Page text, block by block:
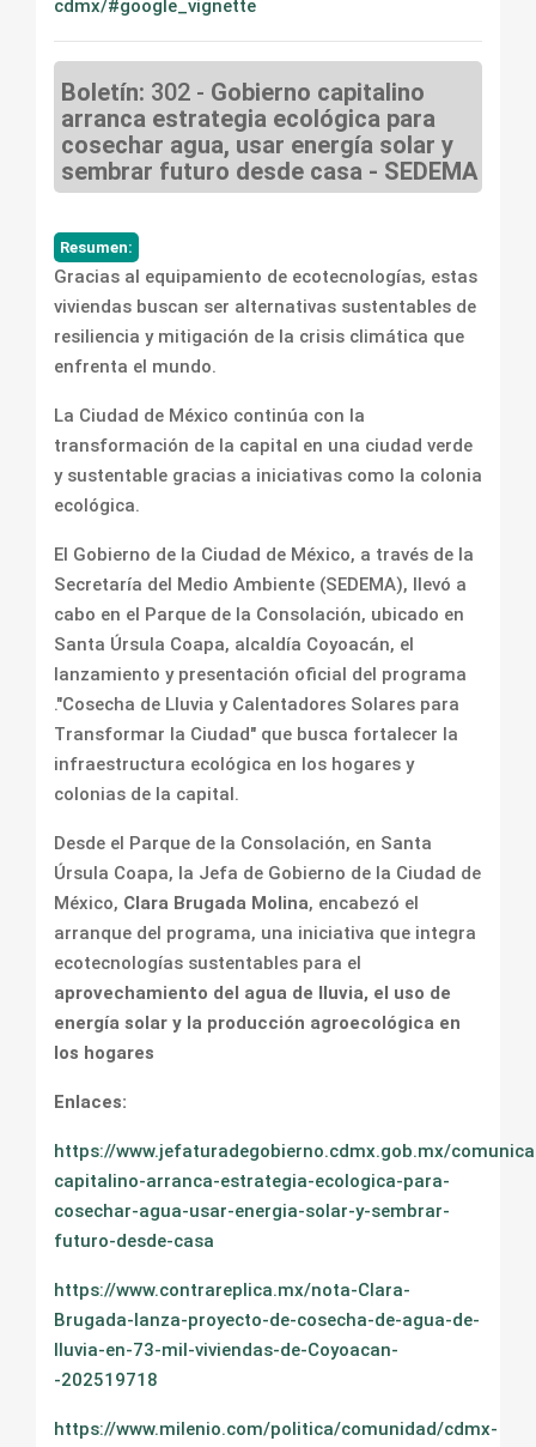
cdmx/#google_vignette
Boletín: 302 - Gobierno capitalino
arranca estrategia ecológica para
cosechar agua, usar energía solar y
sembrar futuro desde casa - SEDEMA
Resumen:
Gracias al equipamiento de ecotecnologías, estas
viviendas buscan ser alternativas sustentables de
resiliencia y mitigación de la crisis climática que
enfrenta el mundo.
La Ciudad de México continúa con la
transformación de la capital en una ciudad verde
y sustentable gracias a iniciativas como la colonia
ecológica.
El Gobierno de la Ciudad de México, a través de la
Secretaría del Medio Ambiente (SEDEMA), llevó a
cabo en el Parque de la Consolación, ubicado en
Santa Úrsula Coapa, alcaldía Coyoacán, el
lanzamiento y presentación oficial del programa
."Cosecha de Lluvia y Calentadores Solares para
Transformar la Ciudad" que busca fortalecer la
infraestructura ecológica en los hogares y
colonias de la capital.
Desde el Parque de la Consolación, en Santa
Úrsula Coapa, la Jefa de Gobierno de la Ciudad de
México, Clara Brugada Molina, encabezó el
arranque del programa, una iniciativa que integra
ecotecnologías sustentables para el
aprovechamiento del agua de lluvia, el uso de
energía solar y la producción agroecológica en
los hogares
Enlaces:
https://www.jefaturadegobierno.cdmx.gob.mx/
capitalino-arranca-estrategia-ecologica-para-
cosechar-agua-usar-energia-solar-y-sembrar-
futuro-desde-casa
https://www.contrareplica.mx/nota-Clara-
Brugada-lanza-proyecto-de-cosecha-de-agua-de-
lluvia-en-73-mil-viviendas-de-Coyoacan-
-202519718
https://www.milenio.com/politica/comunidad/cdmx-